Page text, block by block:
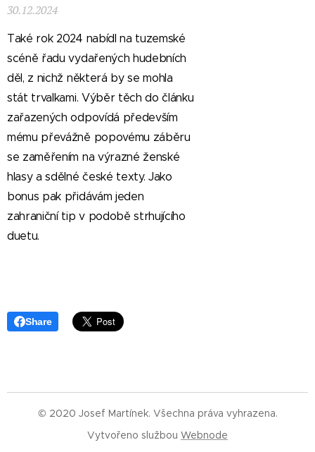
30.12.2024
Také rok 2024 nabídl na tuzemské
scéně řadu vydařených hudebních
děl, z nichž některá by se mohla
stát trvalkami. Výběr těch do článku
zařazených odpovídá především
mému převážně popovému záběru
se zaměřením na výrazné ženské
hlasy a sdělné české texty. Jako
bonus pak přidávám jeden
zahraniční tip v podobě strhujícího
duetu.
Share
© 2020 Josef Martínek. Všechna práva vyhrazena.
Vytvořeno službou Webnode